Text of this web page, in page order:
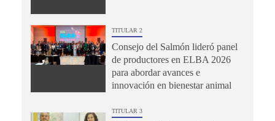
TITULAR 2
Consejo del Salmón lideró panel
de productores en ELBA 2026
para abordar avances e
innovación en bienestar animal
TITULAR 3